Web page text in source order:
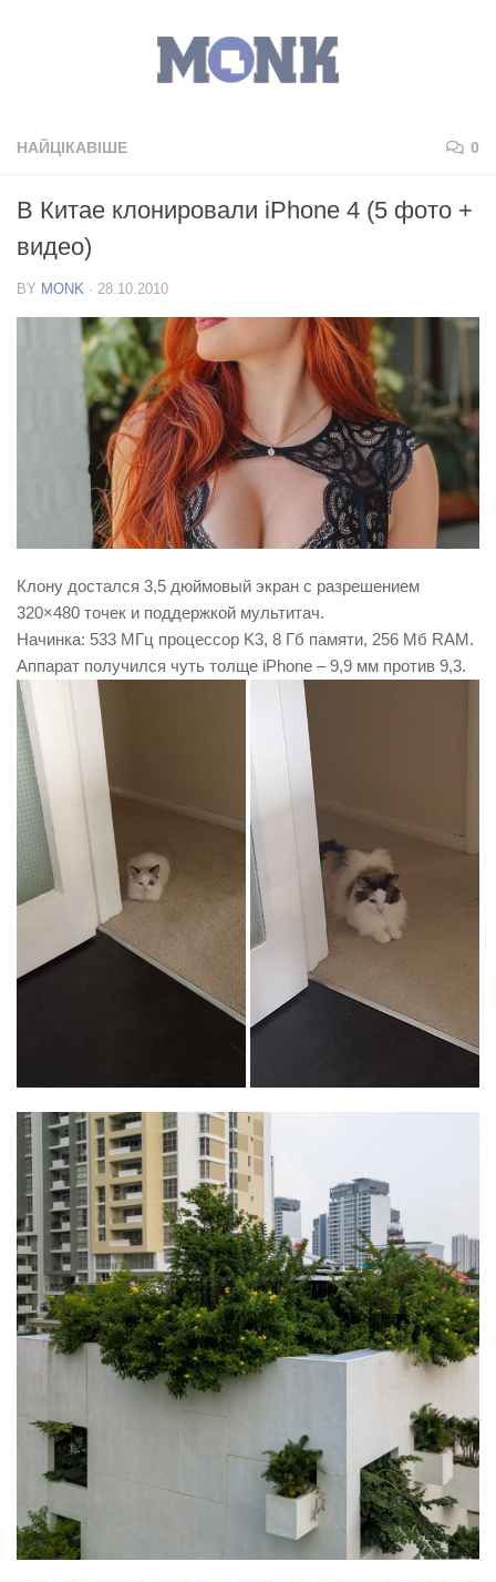
НАЙЦІКАВІШЕ 0
В Китае клонировали iPhone 4 (5 фото +
видео)
BY MONK · 28.10.2010
Клону достался 3,5 дюймовый экран с разрешением
320×480 точек и поддержкой мультитач.
Начинка: 533 МГц процессор K3, 8 Гб памяти, 256 Мб RAM.
Аппарат получился чуть толще iPhone – 9,9 мм против 9,3.